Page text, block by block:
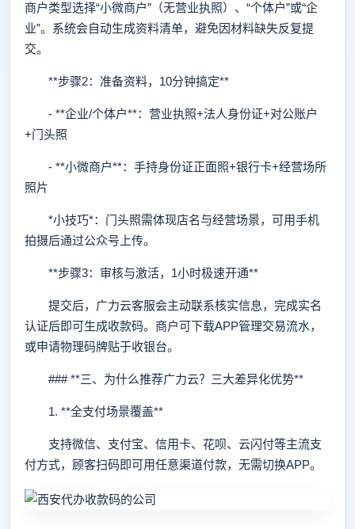
商户类型选择“小微商户”（无营业执照）、“个体户”或“企
业”。系统会自动生成资料清单，避免因材料缺失反复提
交。
**步骤2：准备资料，10分钟搞定**
- **企业/个体户**：营业执照+法人身份证+对公账户
+门头照
- **小微商户**：手持身份证正面照+银行卡+经营场所
照片
*小技巧*：门头照需体现店名与经营场景，可用手机
拍摄后通过公众号上传。
**步骤3：审核与激活，1小时极速开通**
提交后，广力云客服会主动联系核实信息，完成实名
认证后即可生成收款码。商户可下载APP管理交易流水，
或申请物理码牌贴于收银台。
### **三、为什么推荐广力云？三大差异化优势**
1. **全支付场景覆盖**
支持微信、支付宝、信用卡、花呗、云闪付等主流支
付方式，顾客扫码即可用任意渠道付款，无需切换APP。